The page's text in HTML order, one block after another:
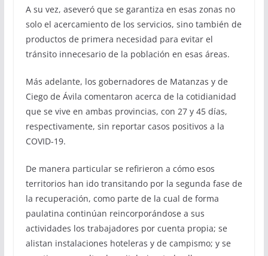
A su vez, aseveró que se garantiza en esas zonas no
solo el acercamiento de los servicios, sino también de
productos de primera necesidad para evitar el
tránsito innecesario de la población en esas áreas.
Más adelante, los gobernadores de Matanzas y de
Ciego de Ávila comentaron acerca de la cotidianidad
que se vive en ambas provincias, con 27 y 45 días,
respectivamente, sin reportar casos positivos a la
COVID-19.
De manera particular se refirieron a cómo esos
territorios han ido transitando por la segunda fase de
la recuperación, como parte de la cual de forma
paulatina continúan reincorporándose a sus
actividades los trabajadores por cuenta propia; se
alistan instalaciones hoteleras y de campismo; y se